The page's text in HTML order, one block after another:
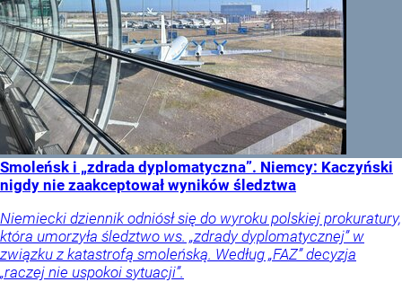
Smoleńsk i „zdrada dyplomatyczna”. Niemcy: Kaczyński
nigdy nie zaakceptował wyników śledztwa
Niemiecki dziennik odniósł się do wyroku polskiej prokuratury,
która umorzyła śledztwo ws. „zdrady dyplomatycznej” w
związku z katastrofą smoleńską. Według „FAZ” decyzja
„raczej nie uspokoi sytuacji”.